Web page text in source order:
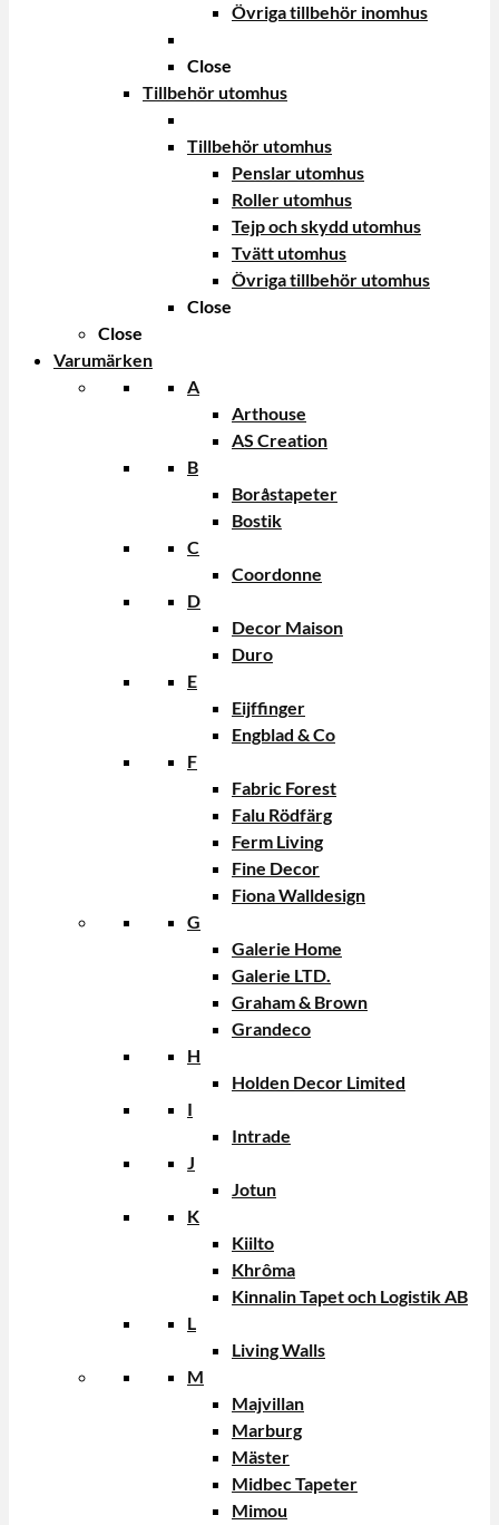
Övriga tillbehör inomhus
Close
Tillbehör utomhus
Tillbehör utomhus
Penslar utomhus
Roller utomhus
Tejp och skydd utomhus
Tvätt utomhus
Övriga tillbehör utomhus
Close
Close
Varumärken
A
Arthouse
AS Creation
B
Boråstapeter
Bostik
C
Coordonne
D
Decor Maison
Duro
E
Eijffinger
Engblad & Co
F
Fabric Forest
Falu Rödfärg
Ferm Living
Fine Decor
Fiona Walldesign
G
Galerie Home
Galerie LTD.
Graham & Brown
Grandeco
H
Holden Decor Limited
I
Intrade
J
Jotun
K
Kiilto
Khrôma
Kinnalin Tapet och Logistik AB
L
Living Walls
M
Majvillan
Marburg
Mäster
Midbec Tapeter
Mimou